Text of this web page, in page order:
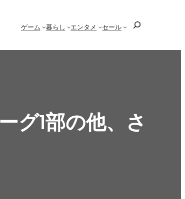
ゲーム 暮らし エンタメ セール
グ1部の他、さ